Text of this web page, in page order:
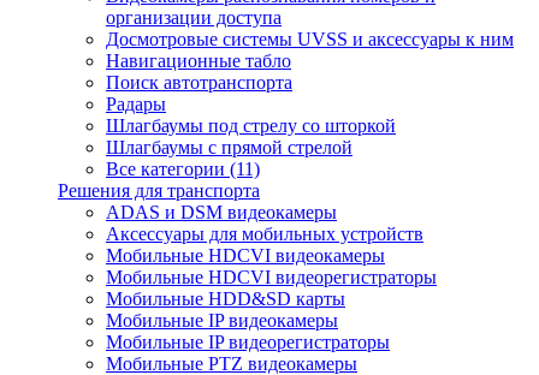
организации доступа
Досмотровые системы UVSS и аксессуары к ним
Навигационные табло
Поиск автотранспорта
Радары
Шлагбаумы под стрелу со шторкой
Шлагбаумы с прямой стрелой
Все категории (11)
Решения для транспорта
ADAS и DSM видеокамеры
Аксессуары для мобильных устройств
Мобильные HDCVI видеокамеры
Мобильные HDCVI видеорегистраторы
Мобильные HDD&SD карты
Мобильные IP видеокамеры
Мобильные IP видеорегистраторы
Мобильные PTZ видеокамеры